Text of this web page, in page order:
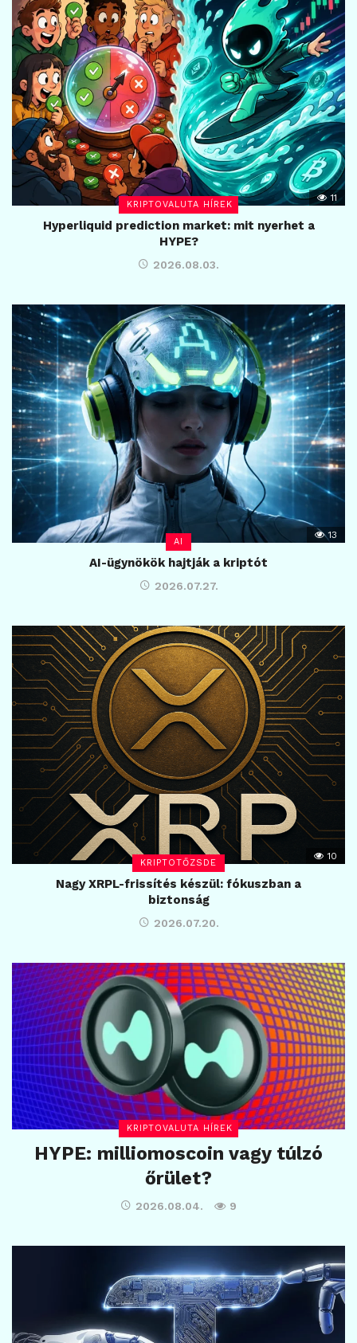
KRIPTOVALUTA HÍREK
11
Hyperliquid prediction market: mit nyerhet a
HYPE?
2026.08.03.
AI
13
AI-ügynökök hajtják a kriptót
2026.07.27.
KRIPTOTŐZSDE
10
Nagy XRPL-frissítés készül: fókuszban a
biztonság
2026.07.20.
KRIPTOVALUTA HÍREK
HYPE: milliomoscoin vagy túlzó
őrület?
2026.08.04. 9